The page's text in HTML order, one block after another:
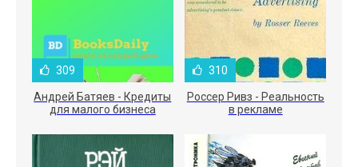
309
Андрей Батяев - Кредиты
для малого бизнеса
310
Россер Ривз - Реальность
в рекламе